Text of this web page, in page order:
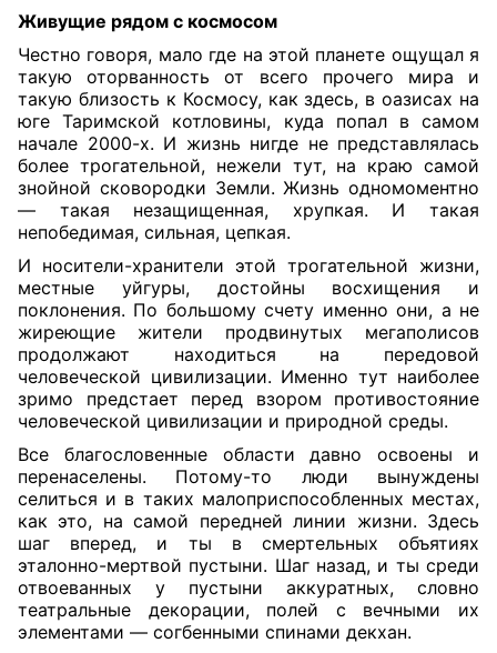
Живущие рядом с космосом
Честно говоря, мало где на этой планете ощущал я
такую оторванность от всего прочего мира и
такую близость к Космосу, как здесь, в оазисах на
юге Таримской котловины, куда попал в самом
начале 2000-х. И жизнь нигде не представлялась
более трогательной, нежели тут, на краю самой
знойной сковородки Земли. Жизнь одномоментно
— такая незащищенная, хрупкая. И такая
непобедимая, сильная, цепкая.
И носители-хранители этой трогательной жизни,
местные уйгуры, достойны восхищения и
поклонения. По большому счету именно они, а не
жиреющие жители продвинутых мегаполисов
продолжают находиться на передовой
человеческой цивилизации. Именно тут наиболее
зримо предстает перед взором противостояние
человеческой цивилизации и природной среды.
Все благословенные области давно освоены и
перенаселены. Потому-то люди вынуждены
селиться и в таких малоприспособленных местах,
как это, на самой передней линии жизни. Здесь
шаг вперед, и ты в смертельных объятиях
эталонно-мертвой пустыни. Шаг назад, и ты среди
отвоеванных у пустыни аккуратных, словно
театральные декорации, полей с вечными их
элементами — согбенными спинами декхан.